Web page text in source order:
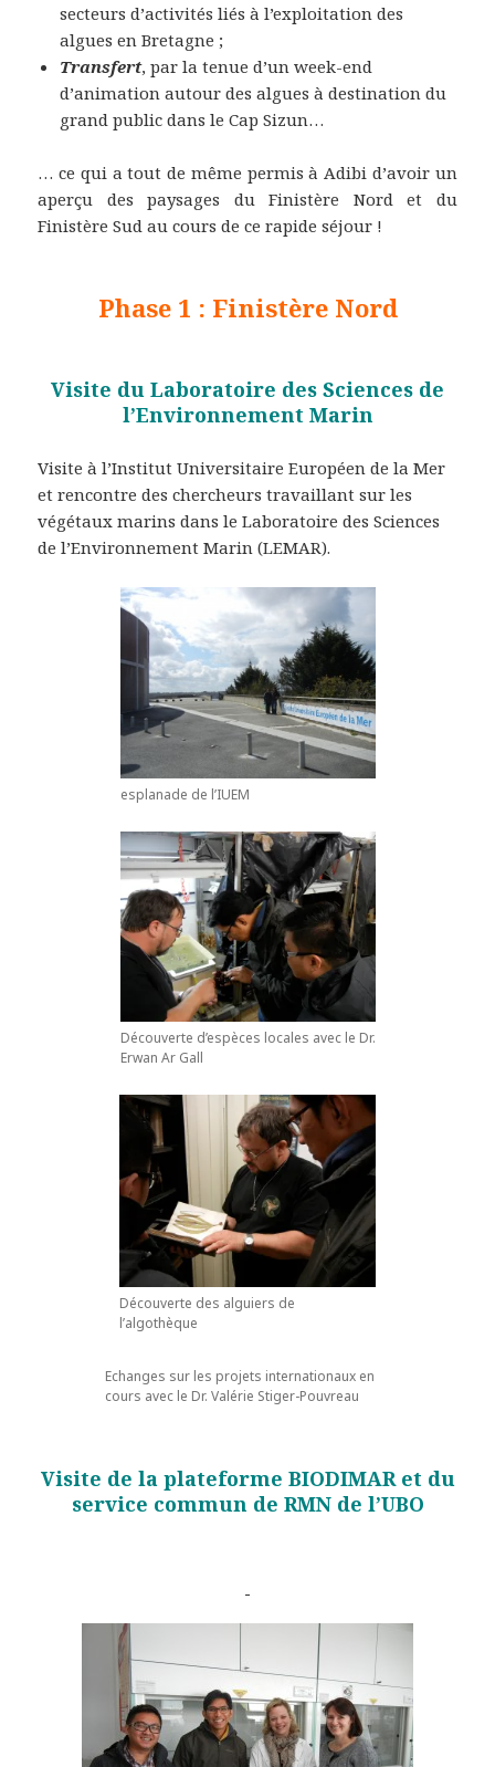
secteurs d’activités liés à l’exploitation des
algues en Bretagne ;
Transfert, par la tenue d’un week-end
d’animation autour des algues à destination du
grand public dans le Cap Sizun…
… ce qui a tout de même permis à Adibi d’avoir un
aperçu des paysages du Finistère Nord et du
Finistère Sud au cours de ce rapide séjour !
Phase 1 : Finistère Nord
Visite du Laboratoire des Sciences de
l’Environnement Marin
Visite à l’Institut Universitaire Européen de la Mer
et rencontre des chercheurs travaillant sur les
végétaux marins dans le Laboratoire des Sciences
de l’Environnement Marin (LEMAR).
esplanade de l’IUEM
Découverte d’espèces locales avec le Dr.
Erwan Ar Gall
Découverte des alguiers de
l’algothèque
Echanges sur les projets internationaux en
cours avec le Dr. Valérie Stiger-Pouvreau
Visite de la plateforme BIODIMAR et du
service commun de RMN de l’UBO